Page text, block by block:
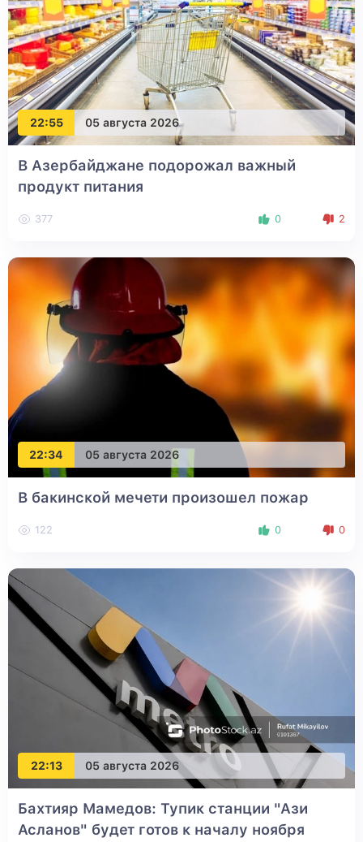
22:55 05 августа 2026
В Азербайджане подорожал важный
продукт питания
377 0 2
22:34 05 августа 2026
В бакинской мечети произошел пожар
122 0 0
22:13 05 августа 2026
Бахтияр Мамедов: Тупик станции "Ази
Асланов" будет готов к началу ноября